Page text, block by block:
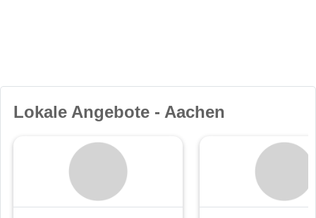
Lokale Angebote - Aachen